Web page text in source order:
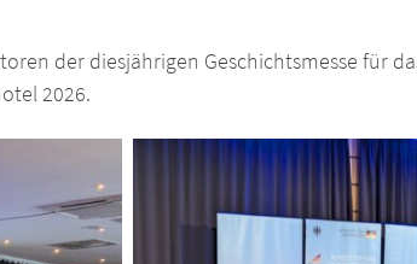
der diesjährigen Geschichtsmesse für
2026.